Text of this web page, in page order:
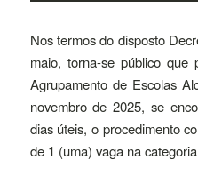
Nos termos do disposto
maio, torna-se público
Agrupamento de Escolas
novembro de 2025, se
dias úteis, o procedimento
de 1 (uma) vaga na